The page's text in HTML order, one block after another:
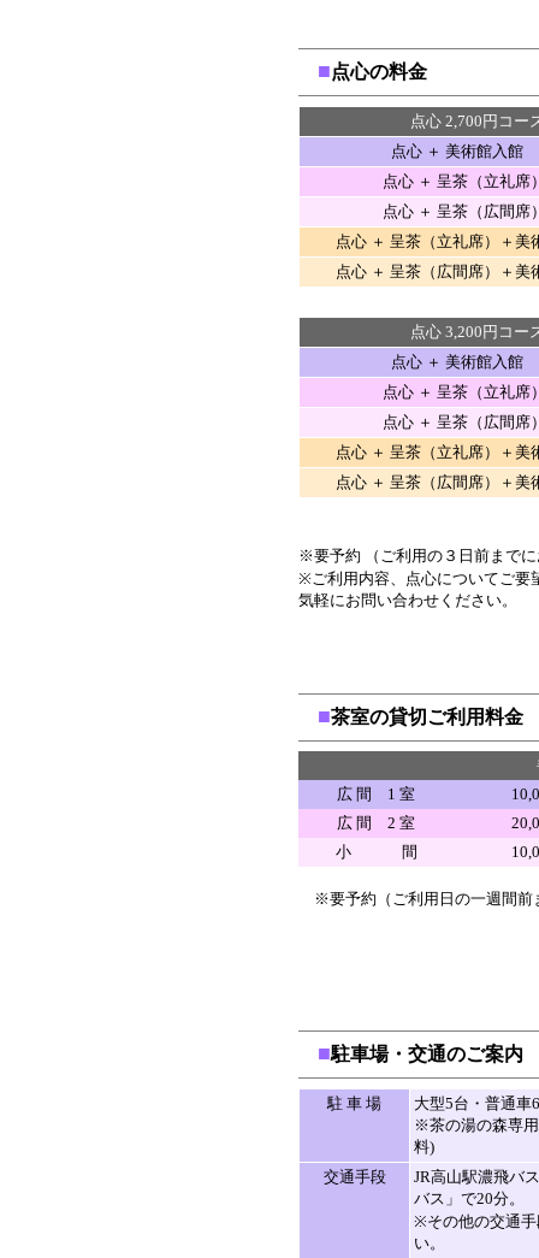
■点心の料金
点心 2,700円コー
点心 ＋ 美術館入館
点心 ＋ 呈茶（立礼席
点心 ＋ 呈茶（広間席
点心 ＋ 呈茶（立礼席）＋美
点心 ＋ 呈茶（広間席）＋美
点心 3,200円コー
点心 ＋ 美術館入館
点心 ＋ 呈茶（立礼席
点心 ＋ 呈茶（広間席
点心 ＋ 呈茶（立礼席）＋美
点心 ＋ 呈茶（広間席）＋美
※要予約 （ご利用の３日前まで
※ご利用内容、点心についてご要
気軽にお問い合わせください。
■茶室の貸切ご利用料金
広 間 1 室
広 間 2 室
小 間
※要予約（ご利用日の一週間前
■駐車場・交通のご案内
駐 車 場
大型5台・普通車
※茶の湯の森専
料)
交通手段
JR高山駅濃飛バ
バス」で20分。
※その他の交通手
い。